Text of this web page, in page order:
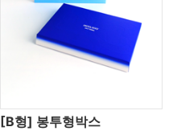
[B형] 봉투형박스